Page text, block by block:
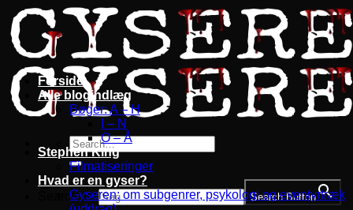
Fortsæt
til
indhold
Search for: Search Button
Forside
Alle blogindlæg
Bøger: A – H
I – N
O – Å
Stephen King
Filmatiseringer
Hvad er en gyser?
Gyseren: om subgenrer, psykologi og eventyrtræk